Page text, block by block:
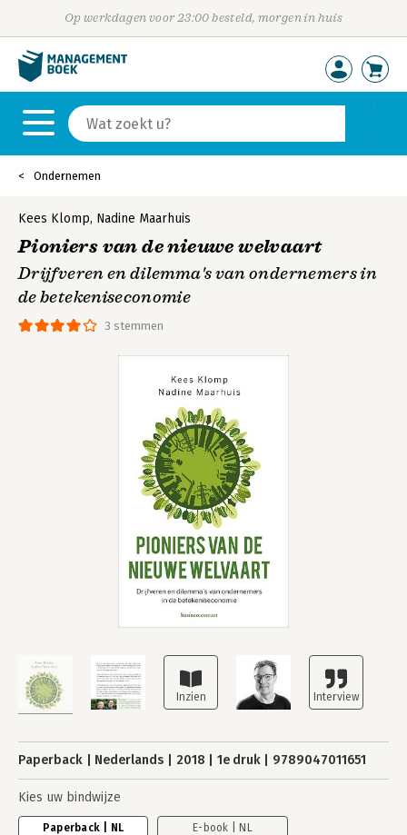
Op werkdagen voor 23:00 besteld, morgen in huis
Ondernemen
3 stemmen
Kees Klomp, Nadine Maarhuis
Pioniers van de nieuwe welvaart
Drijfveren en dilemma's van ondernemers in
de betekeniseconomie
Paperback Nederlands 2018 1e druk 9789047011651
Kies uw bindwijze
Paperback | NL E-book | NL